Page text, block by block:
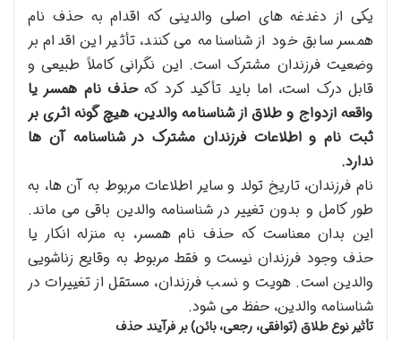
یکی از دغدغه های اصلی والدینی که اقدام به حذف نام
همسر سابق خود از شناسنامه می کنند، تأثیر این اقدام بر
وضعیت فرزندان مشترک است. این نگرانی کاملاً طبیعی و
قابل درک است، اما باید تأکید کرد کهحذف نام همسر یا
واقعه ازدواج و طلاق از شناسنامه والدین، هیچ گونه اثری بر
ثبت نام و اطلاعات فرزندان مشترک در شناسنامه آن ها
ندارد.
نام فرزندان، تاریخ تولد و سایر اطلاعات مربوط به آن ها، به
طور کامل و بدون تغییر در شناسنامه والدین باقی می ماند.
این بدان معناست که حذف نام همسر، به منزله انکار یا
حذف وجود فرزندان نیست و فقط مربوط به وقایع زناشویی
والدین است. هویت و نسب فرزندان، مستقل از تغییرات در
شناسنامه والدین، حفظ می شود.
تأثیر نوع طلاق (توافقی، رجعی، بائن) بر فرآیند حذف